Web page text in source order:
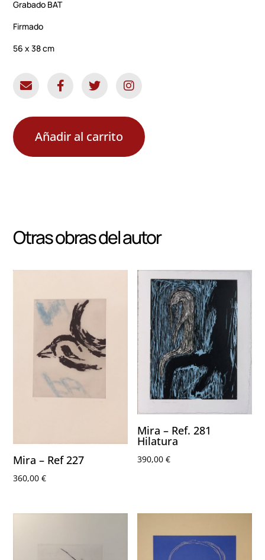
Grabado BAT
Firmado
56 x 38 cm
Añadir al carrito
Otras obras del autor
Mira – Ref 227
360,00€
Mira – Ref. 281
Hilatura
390,00€